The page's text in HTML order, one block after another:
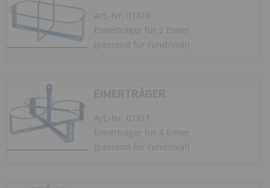
Art.-Nr. 01810
Eimerträger für 2 Eimer
(passend für rund/oval)
EIMERTRÄGER
Art.-Nr. 01811
Eimerträger für 4 Eimer
(passend für rund/oval)